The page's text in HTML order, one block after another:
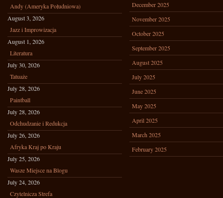
Andy (Ameryka Południowa)
August 3, 2026
Jazz i Improwizacja
August 1, 2026
Literatura
July 30, 2026
Tatuaże
July 28, 2026
Paintball
July 28, 2026
Odchudzanie i Redukcja
July 26, 2026
Afryka Kraj po Kraju
July 25, 2026
Wasze Miejsce na Blogu
July 24, 2026
Czytelnicza Strefa
December 2025
November 2025
October 2025
September 2025
August 2025
July 2025
June 2025
May 2025
April 2025
March 2025
February 2025